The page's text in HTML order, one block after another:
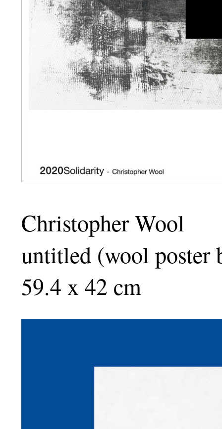
Christopher Wool
untitled (wool poster
59.4 x 42 cm